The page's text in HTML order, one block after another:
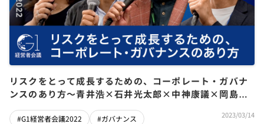
リスクをとって成長するための、コーポレート・ガバナ
ンスのあり方～青井浩×石井光太郎×中神康議×岡島悦
子
#G1経営者会議2022 #ガバナンス 2023/03/14